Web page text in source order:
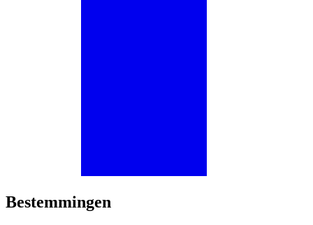
Bestemmingen